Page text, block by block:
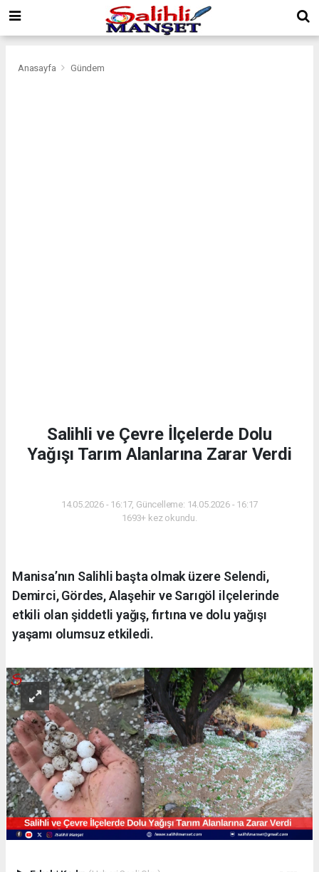
Anasayfa Gündem
Salihli ve Çevre İlçelerde Dolu
Yağışı Tarım Alanlarına Zarar Verdi
14.05.2026 - 16:17, Güncelleme: 14.05.2026 - 16:17
1693+ kez okundu.
Manisa’nın Salihli başta olmak üzere Selendi,
Demirci, Gördes, Alaşehir ve Sarıgöl ilçelerinde
etkili olan şiddetli yağış, fırtına ve dolu yağışı
yaşamı olumsuz etkiledi.